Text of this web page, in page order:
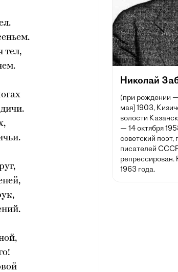
тел,
Николай
(при рождении
мая] 1903,
волости
— 14 октября
советский
писателей
репрессирован.
1963 года.